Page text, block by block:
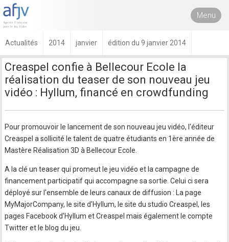
Menu
Actualités 2014 janvier édition du 9 janvier 2014
Creaspel confie à Bellecour Ecole la
réalisation du teaser de son nouveau jeu
vidéo : Hyllum, financé en crowdfunding
Pour promouvoir le lancement de son nouveau jeu vidéo, l'éditeur
Creaspel a sollicité le talent de quatre étudiants en 1ère année de
Mastère Réalisation 3D à Bellecour Ecole.
A la clé un teaser qui promeut le jeu vidéo et la campagne de
financement participatif qui accompagne sa sortie. Celui ci sera
déployé sur l'ensemble de leurs canaux de diffusion : La page
MyMajorCompany, le site d'Hyllum, le site du studio Creaspel, les
pages Facebook d'Hyllum et Creaspel mais également le compte
Twitter et le blog du jeu.